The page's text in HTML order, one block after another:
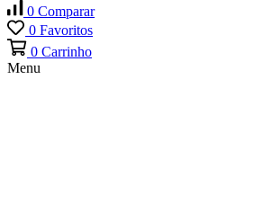
0 Comparar
0 Favoritos
0 Carrinho
Menu